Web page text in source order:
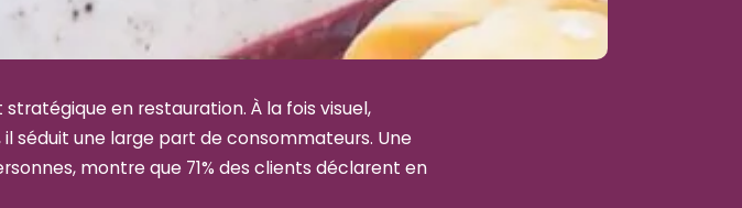
stratégique en restauration. À la fois visuel,
séduit une large part de consommateurs. Une
montre que 71% des clients déclarent en